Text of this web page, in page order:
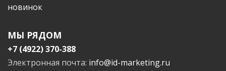
новинок
МЫ РЯДОМ
+7 (4922) 370-388
Электронная почта: info@id-marketing.ru